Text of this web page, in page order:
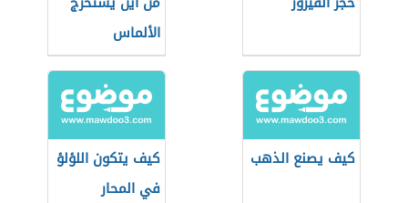
الألماس
كيف يصنع الذهب
كيف يتكون اللؤلؤ
في المحار